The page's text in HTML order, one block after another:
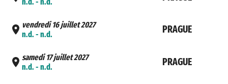
n.d. - n.d.
vendredi 16 juillet 2027
n.d. - n.d.
PRAGUE
samedi 17 juillet 2027
n.d. - n.d.
PRAGUE